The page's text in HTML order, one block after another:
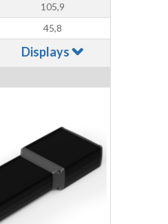
105,9
45,8
Displays